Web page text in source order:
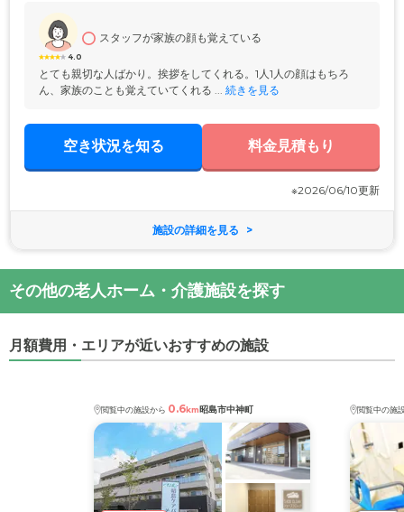
4.0
スタッフが家族の顔も覚えている
とても親切な人ばかり。挨拶をしてくれる。1人1人の顔はもちろ
ん、家族のことも覚えていてくれる ... 続きを見る
空き状況を知る 料金見積もり
※2026/06/10更新
施設の詳細を見る
その他の老人ホーム・介護施設を探す
月額費用・エリアが近いおすすめの施設
閲覧中の施設から 0.6km昭島市中神町 閲覧中の施